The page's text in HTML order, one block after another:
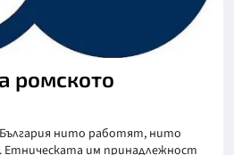
ромското
България нито работят, нито
им принадлежност